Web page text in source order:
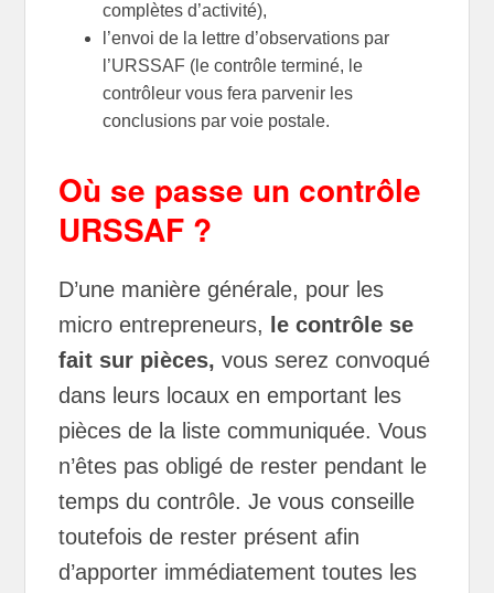
complètes d’activité),
l’envoi de la lettre d’observations par
l’URSSAF (le contrôle terminé, le
contrôleur vous fera parvenir les
conclusions par voie postale.
Où se passe un contrôle
URSSAF ?
D’une manière générale, pour les
micro entrepreneurs, le contrôle se
fait sur pièces,vous serez convoqué
dans leurs locaux en emportant les
pièces de la liste communiquée. Vous
n’êtes pas obligé de rester pendant le
temps du contrôle. Je vous conseille
toutefois de rester présent afin
d’apporter immédiatement toutes les